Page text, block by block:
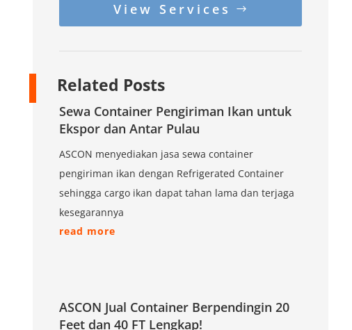
View Services
Related Posts
Sewa Container Pengiriman Ikan untuk
Ekspor dan Antar Pulau
ASCON menyediakan jasa sewa container
pengiriman ikan dengan Refrigerated Container
sehingga cargo ikan dapat tahan lama dan terjaga
kesegarannya
read more
ASCON Jual Container Berpendingin 20
Feet dan 40 FT Lengkap!